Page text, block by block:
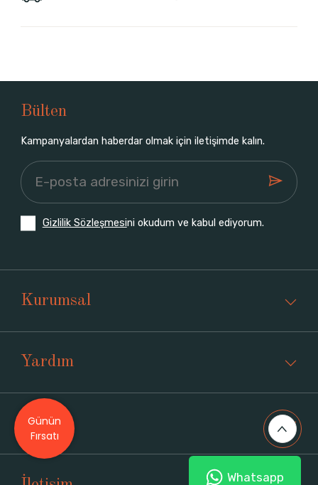
Bülten
Kampanyalardan haberdar olmak için iletişimde kalın.
Gizlilik Sözleşmesini okudum ve kabul ediyorum.
Kurumsal
Yardım
Üyelik
Whatsapp
Günün
Fırsatı